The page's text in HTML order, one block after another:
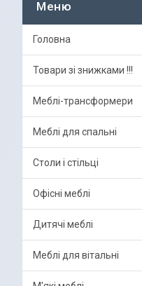
Головна
Товари зі знижками !!!
Меблі-трансформери
Меблі для спальні
Столи і стільці
Офісні меблі
Дитячі меблі
Меблі для вітальні